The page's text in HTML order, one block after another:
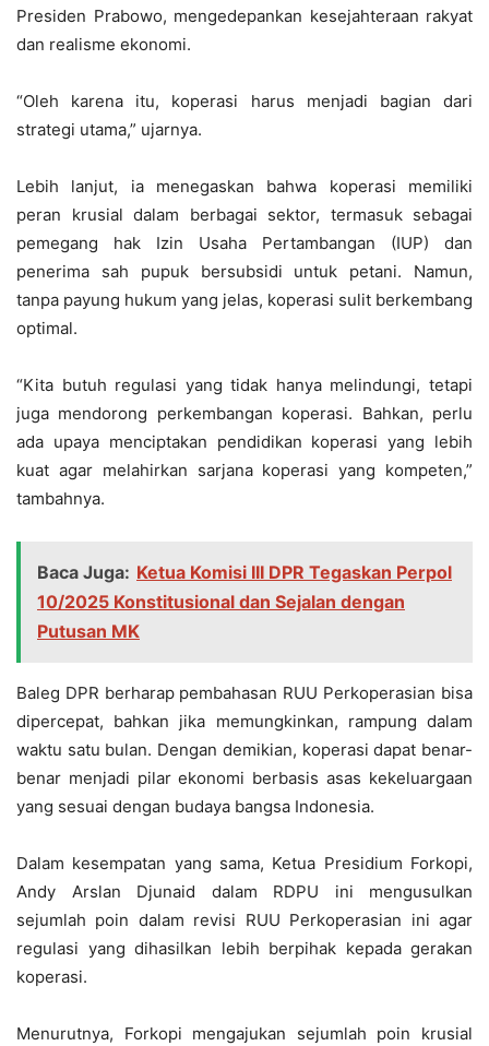
Presiden Prabowo, mengedepankan kesejahteraan rakyat
dan realisme ekonomi.
“Oleh karena itu, koperasi harus menjadi bagian dari
strategi utama,” ujarnya.
Lebih lanjut, ia menegaskan bahwa koperasi memiliki
peran krusial dalam berbagai sektor, termasuk sebagai
pemegang hak Izin Usaha Pertambangan (IUP) dan
penerima sah pupuk bersubsidi untuk petani. Namun,
tanpa payung hukum yang jelas, koperasi sulit berkembang
optimal.
“Kita butuh regulasi yang tidak hanya melindungi, tetapi
juga mendorong perkembangan koperasi. Bahkan, perlu
ada upaya menciptakan pendidikan koperasi yang lebih
kuat agar melahirkan sarjana koperasi yang kompeten,”
tambahnya.
Baca Juga: Ketua Komisi III DPR Tegaskan Perpol
10/2025 Konstitusional dan Sejalan dengan
Putusan MK
Baleg DPR berharap pembahasan RUU Perkoperasian bisa
dipercepat, bahkan jika memungkinkan, rampung dalam
waktu satu bulan. Dengan demikian, koperasi dapat benar-
benar menjadi pilar ekonomi berbasis asas kekeluargaan
yang sesuai dengan budaya bangsa Indonesia.
Dalam kesempatan yang sama, Ketua Presidium Forkopi,
Andy Arslan Djunaid dalam RDPU ini mengusulkan
sejumlah poin dalam revisi RUU Perkoperasian ini agar
regulasi yang dihasilkan lebih berpihak kepada gerakan
koperasi.
Menurutnya, Forkopi mengajukan sejumlah poin krusial